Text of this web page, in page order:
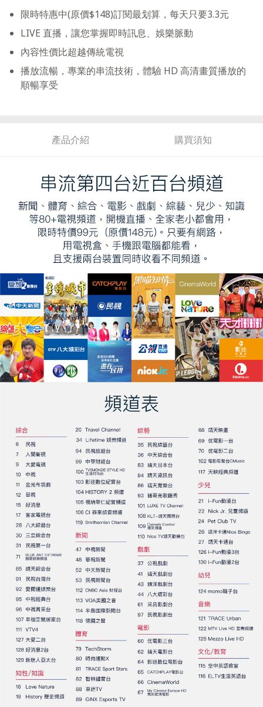
限時特惠中(原價$148)訂閱最划算，每天只要3.3元
LIVE 直播，讓您掌握即時訊息、娛樂脈動
內容性價比超越傳統電視
播放流暢，專業的串流技術，體驗 HD 高清畫質播放的
順暢享受
產品介紹 購買須知